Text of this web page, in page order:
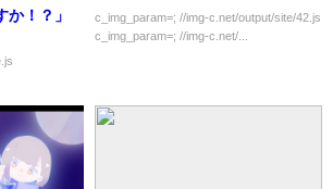
か！？」
c_img_param=; //img-c.net/output/site/42.js
c_img_param=; //img-c.net/...